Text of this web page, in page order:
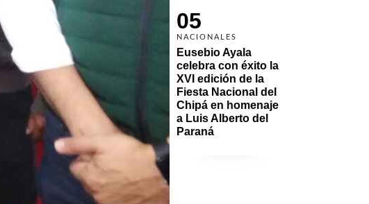
05
NACIONALES
Eusebio Ayala
celebra con éxito la
XVI edición de la
Fiesta Nacional del
Chipá en homenaje
a Luis Alberto del
Paraná